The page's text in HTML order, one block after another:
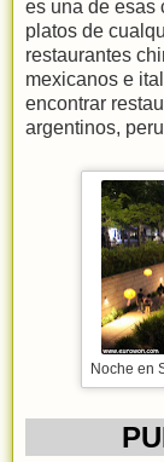
es una de esas
platos de
restaurantes
mexicanos e
encontrar
argentinos,
Noche en